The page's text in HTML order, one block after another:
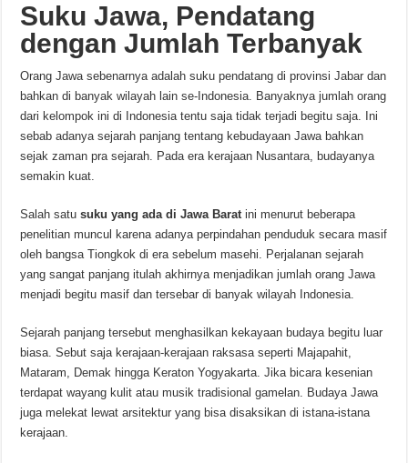
Suku Jawa, Pendatang
dengan Jumlah Terbanyak
Orang Jawa sebenarnya adalah suku pendatang di provinsi Jabar dan
bahkan di banyak wilayah lain se-Indonesia. Banyaknya jumlah orang
dari kelompok ini di Indonesia tentu saja tidak terjadi begitu saja. Ini
sebab adanya sejarah panjang tentang kebudayaan Jawa bahkan
sejak zaman pra sejarah. Pada era kerajaan Nusantara, budayanya
semakin kuat.
Salah satusuku yang ada di Jawa Baratini menurut beberapa
penelitian muncul karena adanya perpindahan penduduk secara masif
oleh bangsa Tiongkok di era sebelum masehi. Perjalanan sejarah
yang sangat panjang itulah akhirnya menjadikan jumlah orang Jawa
menjadi begitu masif dan tersebar di banyak wilayah Indonesia.
Sejarah panjang tersebut menghasilkan kekayaan budaya begitu luar
biasa. Sebut saja kerajaan-kerajaan raksasa seperti Majapahit,
Mataram, Demak hingga Keraton Yogyakarta. Jika bicara kesenian
terdapat wayang kulit atau musik tradisional gamelan. Budaya Jawa
juga melekat lewat arsitektur yang bisa disaksikan di istana-istana
kerajaan.